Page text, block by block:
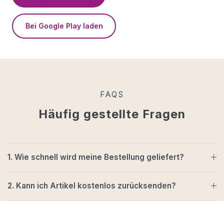
Bei Google Play laden
FAQS
Häufig gestellte Fragen
1. Wie schnell wird meine Bestellung geliefert?
2. Kann ich Artikel kostenlos zurücksenden?